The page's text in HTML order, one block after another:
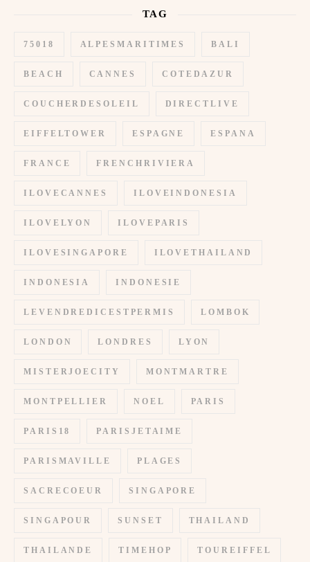
TAG
75018 ALPESMARITIMES BALI
BEACH CANNES COTEDAZUR
COUCHERDESOLEIL DIRECTLIVE
EIFFELTOWER ESPAGNE ESPANA
FRANCE FRENCHRIVIERA
ILOVECANNES ILOVEINDONESIA
ILOVELYON ILOVEPARIS
ILOVESINGAPORE ILOVETHAILAND
INDONESIA INDONESIE
LEVENDREDICESTPERMIS LOMBOK
LONDON LONDRES LYON
MISTERJOECITY MONTMARTRE
MONTPELLIER NOEL PARIS
PARIS18 PARISJETAIME
PARISMAVILLE PLAGES
SACRECOEUR SINGAPORE
SINGAPOUR SUNSET THAILAND
THAILANDE TIMEHOP TOUREIFFEL